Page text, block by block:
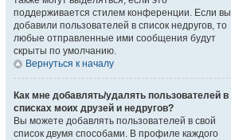
поддерживается стилем конференции. Если вы
добавили пользователей в список недругов, то
любые отправленные ими сообщения будут
скрыты по умолчанию.
Вернуться к началу
Как мне добавлять/удалять пользователей в
списках моих друзей и недругов?
Вы можете добавлять пользователей в свой
список двумя способами. В профиле каждого